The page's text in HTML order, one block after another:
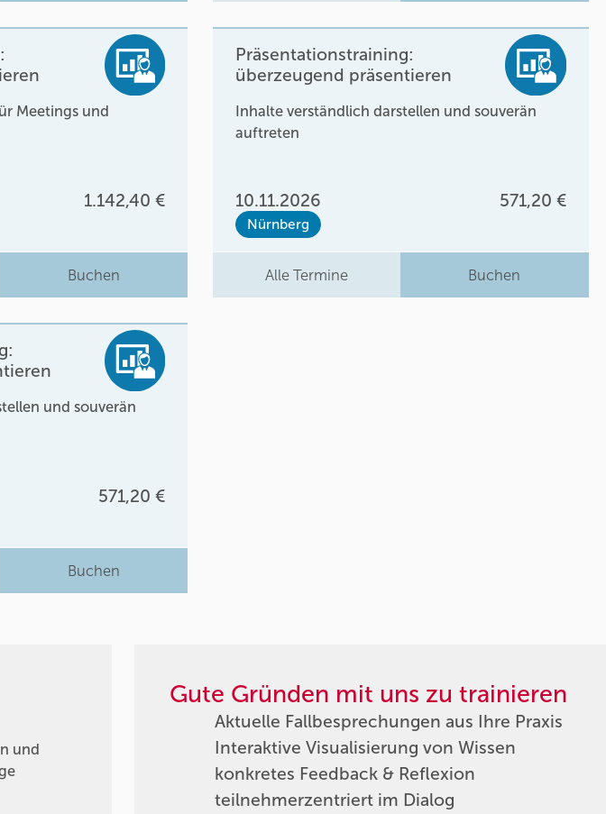
Meetings und
1.142,40 €
Buchen
Präsentationstraining:
überzeugend präsentieren
Inhalte verständlich darstellen und souverän
auftreten
10.11.2026 571,20 €
Nürnberg
Alle Termine Buchen
und souverän
571,20 €
Buchen
und
Gute Gründen mit uns zu trainieren
Aktuelle Fallbesprechungen aus Ihre Praxis
Interaktive Visualisierung von Wissen
konkretes Feedback & Reflexion
teilnehmerzentriert im Dialog